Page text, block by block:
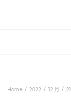
Home 2022 12 月 21